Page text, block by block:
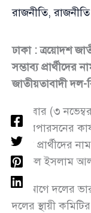
রাজনীতি,
ঢাকা : ত্রয়োদশ
সম্ভাব্য
জাতীয়তাবাদী দল-
সোমবার (৩
চেয়ারপারসনের
দলীয় প্রার্থীদের
ফখরুল ইসলাম
এর আগে দলের
দলের স্থায়ী